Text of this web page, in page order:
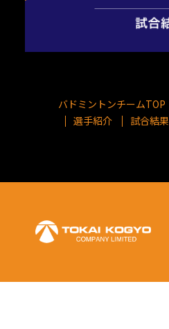
バドミントンチームTOP
選手紹介
試合結果